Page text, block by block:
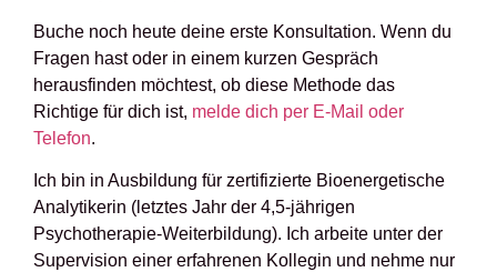
Buche noch heute deine erste Konsultation. Wenn du
Fragen hast oder in einem kurzen Gespräch
herausfinden möchtest, ob diese Methode das
Richtige für dich ist, melde dich per E-Mail oder
Telefon.
Ich bin in Ausbildung für zertifizierte Bioenergetische
Analytikerin (letztes Jahr der 4,5-jährigen
Psychotherapie-Weiterbildung). Ich arbeite unter der
Supervision einer erfahrenen Kollegin und nehme nur